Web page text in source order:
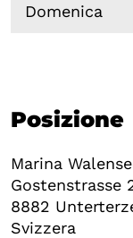
Domenica
Posizione
Marina
Gostenstrasse
8882
Svizzera